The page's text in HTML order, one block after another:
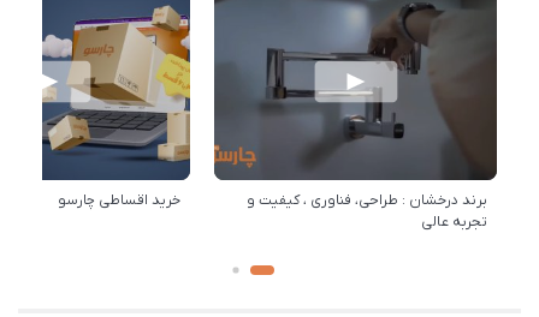
برند درخشان : طراحی، فناوری ، کیفیت و
تجربه عالی
خرید اقساطی چارسو